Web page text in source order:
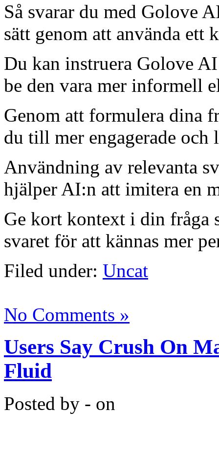
Så svarar du med Golove
sätt genom att använda
Du kan instruera Golove
be den vara mer informell
Genom att formulera dina
du till mer engagerade och
Användning av relevanta
hjälper AI:n att imitera en
Ge kort kontext i din fråga
svaret för att kännas mer
Filed under: Uncat
No Comments »
Users Say Crush On
Fluid
Posted by - on